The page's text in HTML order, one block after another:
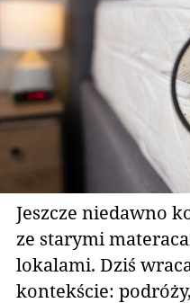
Jeszcze niedawno
ze starymi
lokalami. Dziś
kontekście: